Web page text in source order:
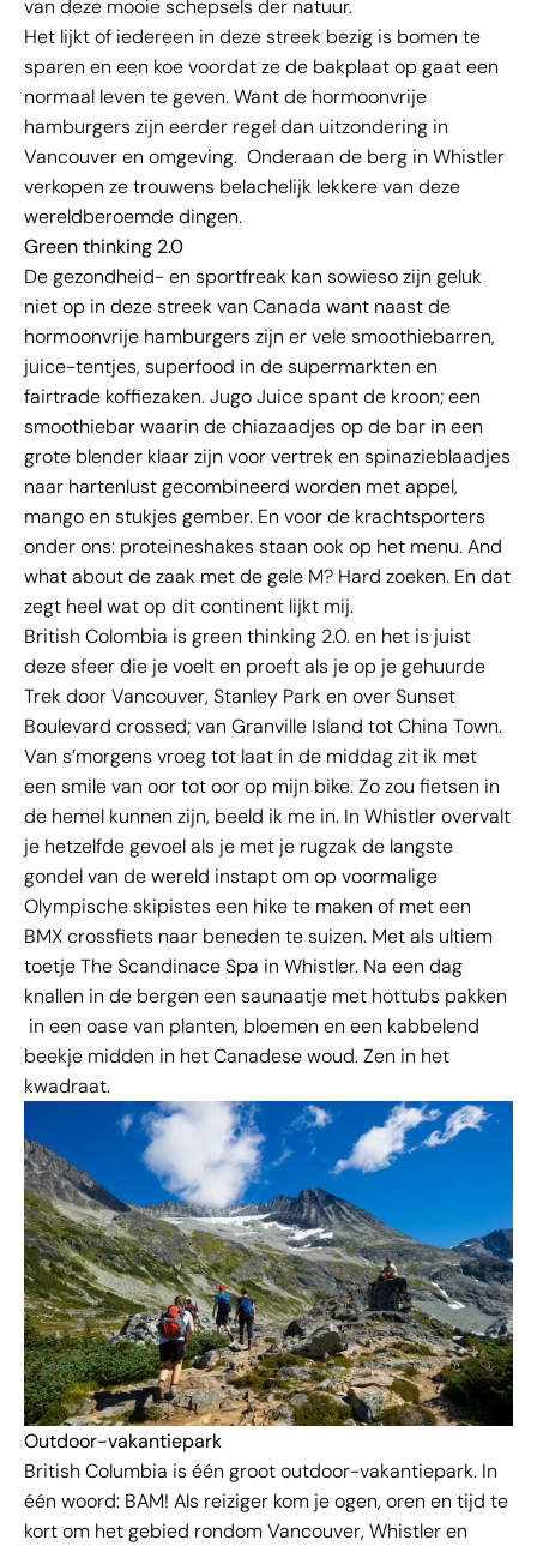
van deze mooie schepsels der natuur.
Het lijkt of iedereen in deze streek bezig is bomen te
sparen en een koe voordat ze de bakplaat op gaat een
normaal leven te geven. Want de hormoonvrije
hamburgers zijn eerder regel dan uitzondering in
Vancouver en omgeving. Onderaan de berg in Whistler
verkopen ze trouwens belachelijk lekkere van deze
wereldberoemde dingen.
Green thinking 2.0
De gezondheid- en sportfreak kan sowieso zijn geluk
niet op in deze streek van Canada want naast de
hormoonvrije hamburgers zijn er vele smoothiebarren,
juice-tentjes, superfood in de supermarkten en
fairtrade koffiezaken. Jugo Juice spant de kroon; een
smoothiebar waarin de chiazaadjes op de bar in een
grote blender klaar zijn voor vertrek en spinazieblaadjes
naar hartenlust gecombineerd worden met appel,
mango en stukjes gember. En voor de krachtsporters
onder ons: proteineshakes staan ook op het menu. And
what about de zaak met de gele M? Hard zoeken. En dat
zegt heel wat op dit continent lijkt mij.
British Colombia is green thinking 2.0. en het is juist
deze sfeer die je voelt en proeft als je op je gehuurde
Trek door Vancouver, Stanley Park en over Sunset
Boulevard crossed; van Granville Island tot China Town.
Van s’morgens vroeg tot laat in de middag zit ik met
een smile van oor tot oor op mijn bike. Zo zou fietsen in
de hemel kunnen zijn, beeld ik me in. In Whistler overvalt
je hetzelfde gevoel als je met je rugzak de langste
gondel van de wereld instapt om op voormalige
Olympische skipistes een hike te maken of met een
BMX crossfiets naar beneden te suizen. Met als ultiem
toetje The Scandinace Spa in Whistler. Na een dag
knallen in de bergen een saunaatje met hottubs pakken
in een oase van planten, bloemen en een kabbelend
beekje midden in het Canadese woud. Zen in het
kwadraat.
Outdoor-vakantiepark
British Columbia is één groot outdoor-vakantiepark. In
één woord: BAM! Als reiziger kom je ogen, oren en tijd te
kort om het gebied rondom Vancouver, Whistler en